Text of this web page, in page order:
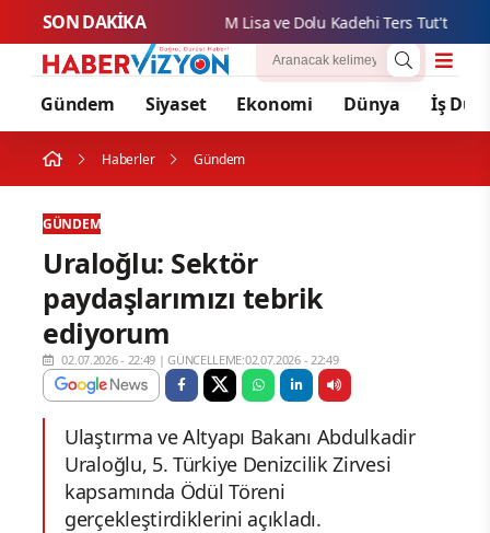
SON DAKİKA M Lisa
Gündem Siyaset Ekonomi Dünya İş
Haberler Gündem
GÜNDEM
Uraloğlu: Sektör
paydaşlarımızı tebrik
ediyorum
02.07.2026 - 22:49 |GÜNCELLEME:02.07.2026 - 22:49
Ulaştırma ve Altyapı Bakanı Abdulkadir
Uraloğlu, 5. Türkiye Denizcilik Zirvesi
kapsamında Ödül Töreni
gerçekleştirdiklerini açıkladı.